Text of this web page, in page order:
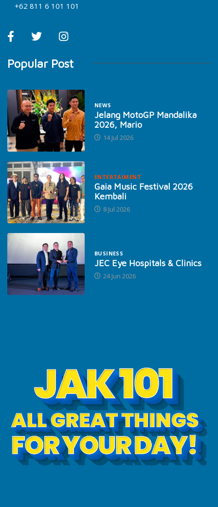
+62 811 6 101 101
Popular Post
NEWS
Jelang MotoGP Mandalika
2026, Mario
14 Jul 2026
ENTERTAIMENT
Gaia Music Festival 2026
Kembali
8 Jul 2026
BUSINESS
JEC Eye Hospitals & Clinics
24 Jun 2026